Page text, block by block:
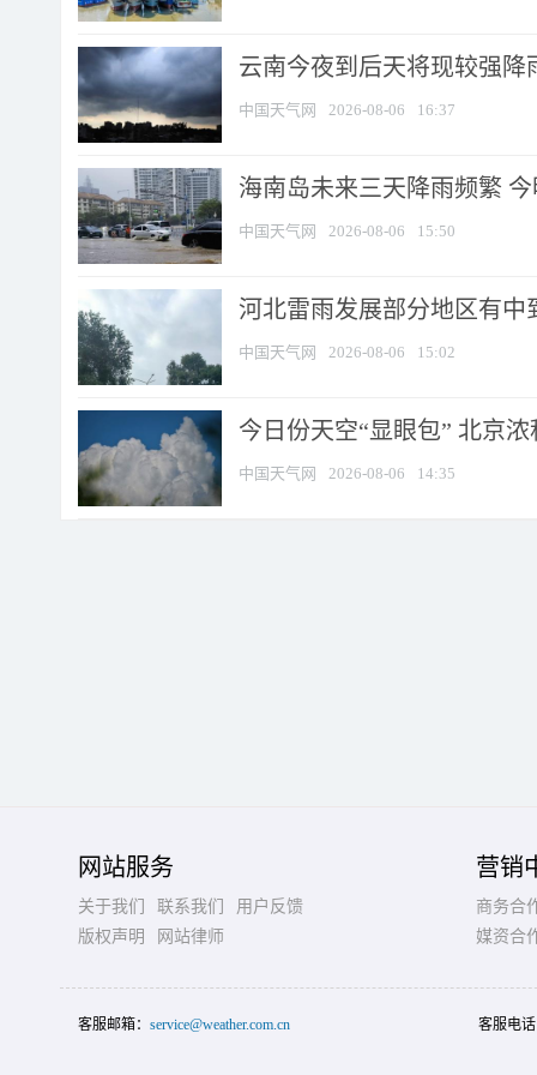
云南今夜到后天将现较强降
中国天气网 2026-08-06 16:37
海南岛未来三天降雨频繁
中国天气网 2026-08-06 15:50
河北雷雨发展部分地区有中
中国天气网 2026-08-06 15:02
今日份天空“显眼包” 北京
中国天气网 2026-08-06 14:35
网站服务
关于我们 联系我们
用户反馈
版权声明
网站律师
营销
商务合
媒资合
客服邮箱： service@weather.com.cn 客服电